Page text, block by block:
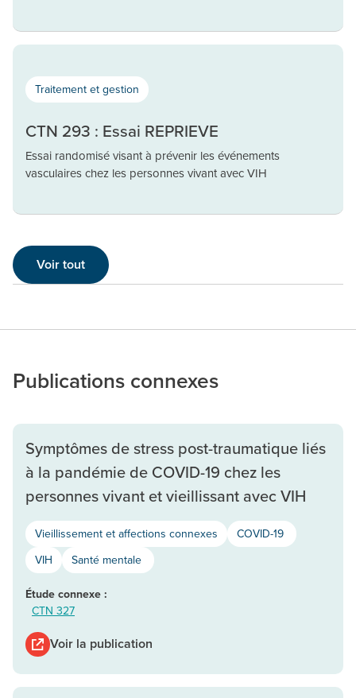
Traitement et gestion
CTN 293 : Essai REPRIEVE
Essai randomisé visant à prévenir les événements
vasculaires chez les personnes vivant avec VIH
Voir tout
Publications connexes
Symptômes de stress post-traumatique liés
à la pandémie de COVID-19 chez les
personnes vivant et vieillissant avec VIH
Vieillissement et affections connexes
COVID-19
VIH
Santé mentale
Étude connexe :
CTN 327
Voir la publication